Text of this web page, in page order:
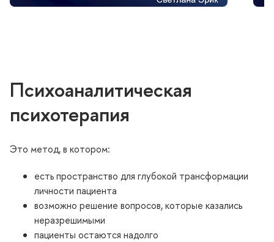
Психоаналитическая
психотерапия
Это метод, в котором:
есть пространство для глубокой трансформации
личности пациента
озможно решение вопросов, которые казались
неразрешимыми
пациенты остаются надолго